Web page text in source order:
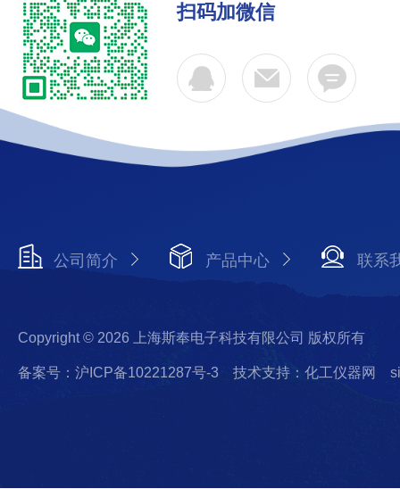
扫码加微信
公司简介 产品中心 联系
Copyright © 2026 上海斯奉电子科技有限公司 版权所有
备案号：沪ICP备10221287号-3 技术支持：化工仪器网